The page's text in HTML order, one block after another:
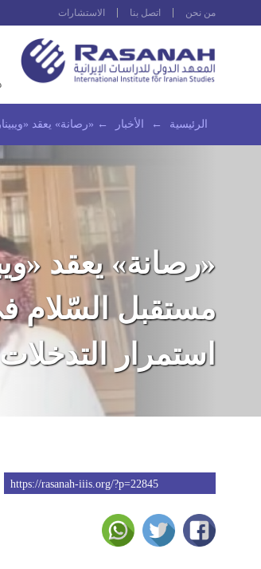
من نحن اتصل بنا الاستشارات
الرئيسية ← الأخبار ← «رصانة» يعقد
«رصانة» يعقد
مستقبل السّلام
استمرار
https://rasanah-iiis.org/?p=22845